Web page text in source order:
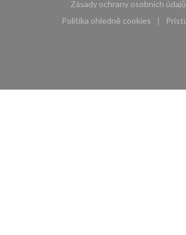
Zásady ochrany osobních údajů
((otevře se v
Politika ohledně cookies
((otevře se v novém